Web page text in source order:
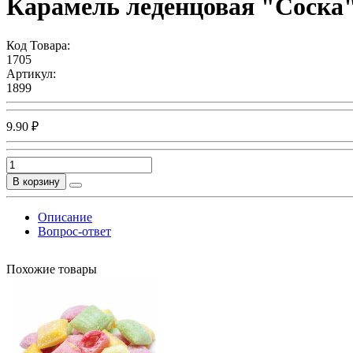
Карамель леденцовая
Код Товара:
1705
Артикул:
1899
9.90 ₽
В корзину
Описание
Вопрос-ответ
Похожие товары